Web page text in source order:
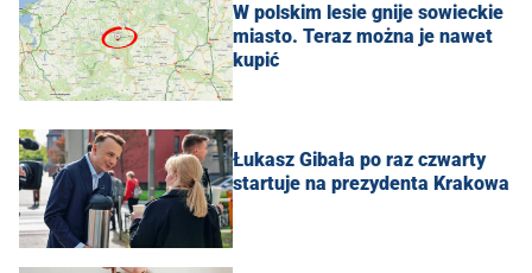
W polskim lesie gnije sowieckie
miasto. Teraz można je nawet
kupić
Łukasz Gibała po raz czwarty
startuje na prezydenta Krakowa